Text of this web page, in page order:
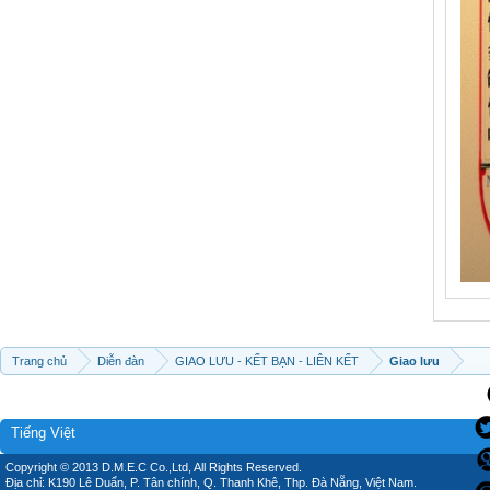
Trang chủ Diễn đàn GIAO LƯU - KẾT BẠN - LIÊN KẾT Giao lưu
Tiếng Việt
Copyright © 2013 D.M.E.C Co.,Ltd, All Rights Reserved.
Địa chỉ: K190 Lê Duẩn, P. Tân chính, Q. Thanh Khê, Thp. Đà Nẵng, Việt Nam.